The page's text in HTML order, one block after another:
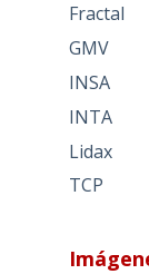
Fractal
GMV
INSA
INTA
Lidax
TCP